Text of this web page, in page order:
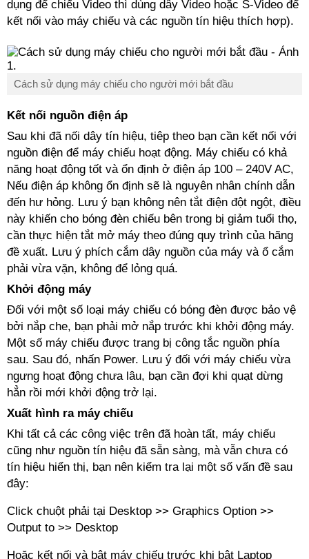
dụng để chiếu Video thì dùng dây Video hoặc S-Video để
kết nối vào máy chiếu và các nguồn tín hiệu thích hợp).
Cách sử dụng máy chiếu cho người mới bắt đầu
Kết nối nguồn điện áp
Sau khi đã nối dây tín hiệu, tiêp theo bạn cần kết nối với
nguồn điện để máy chiếu hoạt động. Máy chiếu có khả
năng hoạt động tốt và ổn định ở điện áp 100 – 240V AC,
Nếu điện áp không ổn định sẽ là nguyên nhân chính dẫn
đến hư hỏng. Lưu ý bạn không nên tắt điện đột ngột, điều
này khiến cho bóng đèn chiếu bên trong bị giảm tuổi thọ,
cần thực hiện tắt mở máy theo đúng quy trình của hãng
đề xuất. Lưu ý phích cắm dây nguồn của máy và ổ cắm
phải vừa vặn, không để lỏng quá.
Khởi động máy
Đối với một số loại máy chiếu có bóng đèn được bảo vệ
bởi nắp che, bạn phải mở nắp trước khi khởi động máy.
Một số máy chiếu được trang bị công tắc nguồn phía
sau. Sau đó, nhấn Power. Lưu ý đối với máy chiếu vừa
ngưng hoạt động chưa lâu, bạn cần đợi khi quạt dừng
hẳn rồi mới khởi động trở lại.
Xuất hình ra máy chiếu
Khi tất cả các công việc trên đã hoàn tất, máy chiếu
cũng như nguồn tín hiệu đã sẵn sàng, mà vẫn chưa có
tín hiệu hiển thị, bạn nên kiểm tra lại một số vấn đề sau
đây:
Click chuột phải tại Desktop >> Graphics Option >>
Output to >> Desktop
Hoặc kết nối và bật máy chiếu trước khi bật Laptop